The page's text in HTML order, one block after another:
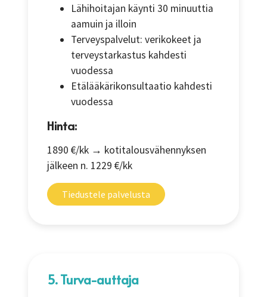
Lähihoitajan käynti 30 minuuttia
aamuin ja illoin
Terveyspalvelut: verikokeet ja
terveystarkastus kahdesti
vuodessa
Etälääkärikonsultaatio kahdesti
vuodessa
Hinta:
1890 €/kk → kotitalousvähennyksen
jälkeen n. 1229 €/kk
Tiedustele palvelusta
5. Turva-auttaja